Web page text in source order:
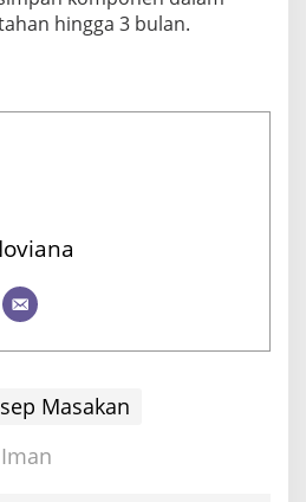
hingga 3 bulan.
Masakan